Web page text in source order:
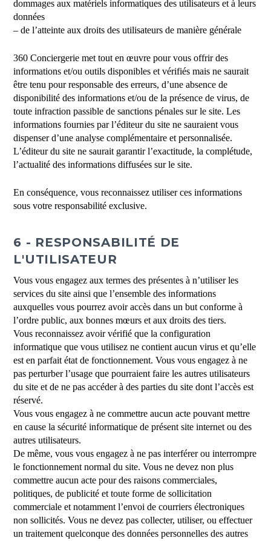
dommages aux matériels informatiques des utilisateurs et à leurs
données
– de l’atteinte aux droits des utilisateurs de manière générale
360 Conciergerie met tout en œuvre pour vous offrir des
informations et/ou outils disponibles et vérifiés mais ne saurait
être tenu pour responsable des erreurs, d’une absence de
disponibilité des informations et/ou de la présence de virus, de
toute infraction passible de sanctions pénales sur le site. Les
informations fournies par l’éditeur du site ne sauraient vous
dispenser d’une analyse complémentaire et personnalisée.
L’éditeur du site ne saurait garantir l’exactitude, la complétude,
l’actualité des informations diffusées sur le site.
En conséquence, vous reconnaissez utiliser ces informations
sous votre responsabilité exclusive.
6 - RESPONSABILITÉ DE
L'UTILISATEUR
Vous vous engagez aux termes des présentes à n’utiliser les
services du site ainsi que l’ensemble des informations
auxquelles vous pourrez avoir accès dans un but conforme à
l’ordre public, aux bonnes mœurs et aux droits des tiers.
Vous reconnaissez avoir vérifié que la configuration
informatique que vous utilisez ne contient aucun virus et qu’elle
est en parfait état de fonctionnement. Vous vous engagez à ne
pas perturber l’usage que pourraient faire les autres utilisateurs
du site et de ne pas accéder à des parties du site dont l’accès est
réservé.
Vous vous engagez à ne commettre aucun acte pouvant mettre
en cause la sécurité informatique de présent site internet ou des
autres utilisateurs.
De même, vous vous engagez à ne pas interférer ou interrompre
le fonctionnement normal du site. Vous ne devez non plus
commettre aucun acte pour des raisons commerciales,
politiques, de publicité et toute forme de sollicitation
commerciale et notamment l’envoi de courriers électroniques
non sollicités. Vous ne devez pas collecter, utiliser, ou effectuer
un traitement quelconque des données personnelles des autres